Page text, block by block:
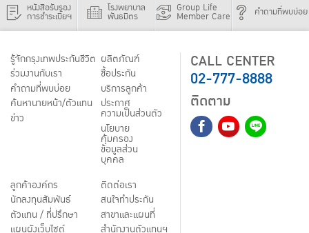
หนังสือรับรอง
การชำระเบี้ยฯ
โรงพยาบาล
พันธมิตร
Group Life
Member Care คำถามที่พบบ่อย
รู้จักกรุงเทพประกันชีวิต
ร่วมงานกับเรา
คำถามที่พบบ่อย
ค้นหานายหน้า/ตัวแทน
ข่าว
ผลิตภัณฑ์
ชื้อประกัน
บริการลูกค้า
ประกาศ
ความเป็นส่วนตัว
นโยบาย
คุ้มครอง
ข้อมูลส่วน
บุคคล
ลูกค้าองค์กร
นักลงทุนสัมพันธ์
ตัวแทน / ที่ปรึกษา
แผนผังเว็บไซต์
ติดต่อเรา
สนใจทำประกัน
สาขาและแผนที่
สำนักงานตัวแทนฯ
CALL CENTER
02-777-8888
ติดตาม